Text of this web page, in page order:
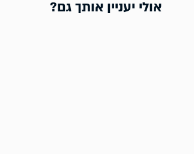
אולי יעניין אותך גם?